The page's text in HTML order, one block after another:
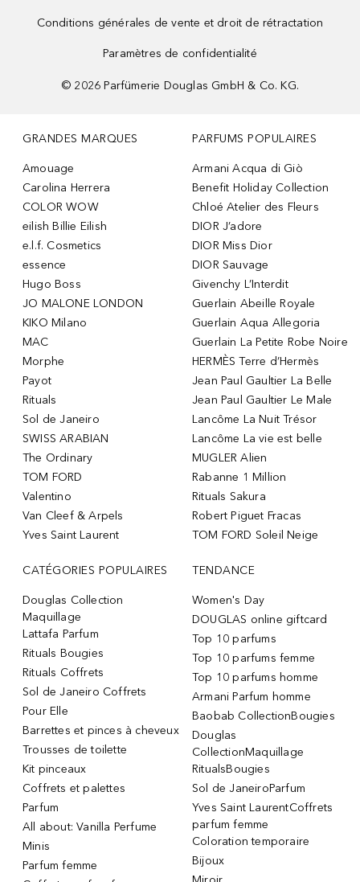
Conditions générales de vente et droit de rétractation
Paramètres de confidentialité
© 2026 Parfümerie Douglas GmbH & Co. KG.
GRANDES MARQUES
Amouage
Carolina Herrera
COLOR WOW
eilish Billie Eilish
e.l.f. Cosmetics
essence
Hugo Boss
JO MALONE LONDON
KIKO Milano
MAC
Morphe
Payot
Rituals
Sol de Janeiro
SWISS ARABIAN
The Ordinary
TOM FORD
Valentino
Van Cleef & Arpels
Yves Saint Laurent
PARFUMS POPULAIRES
Armani Acqua di Giò
Benefit Holiday Collection
Chloé Atelier des Fleurs
DIOR J’adore
DIOR Miss Dior
DIOR Sauvage
Givenchy L’Interdit
Guerlain Abeille Royale
Guerlain Aqua Allegoria
Guerlain La Petite Robe Noire
HERMÈS Terre d’Hermès
Jean Paul Gaultier La Belle
Jean Paul Gaultier Le Male
Lancôme La Nuit Trésor
Lancôme La vie est belle
MUGLER Alien
Rabanne 1 Million
Rituals Sakura
Robert Piguet Fracas
TOM FORD Soleil Neige
CATÉGORIES POPULAIRES
Douglas Collection
Maquillage
Lattafa Parfum
Rituals Bougies
Rituals Coffrets
Sol de Janeiro Coffrets
Pour Elle
Barrettes et pinces à cheveux
Trousses de toilette
Kit pinceaux
Coffrets et palettes
Parfum
All about: Vanilla Perfume
Minis
Parfum femme
TENDANCE
Women's Day
DOUGLAS online giftcard
Top 10 parfums
Top 10 parfums femme
Top 10 parfums homme
Armani Parfum homme
Baobab CollectionBougies
Douglas
CollectionMaquillage
RitualsBougies
Sol de JaneiroParfum
Yves Saint LaurentCoffrets
parfum femme
Coloration temporaire
Bijoux